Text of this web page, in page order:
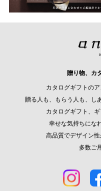
贈り物、カ
カタログギフトの
贈る人も、もらう人も、し
カタログギフト、
幸せな気持ちにな
高品質でデザイン
多数ご